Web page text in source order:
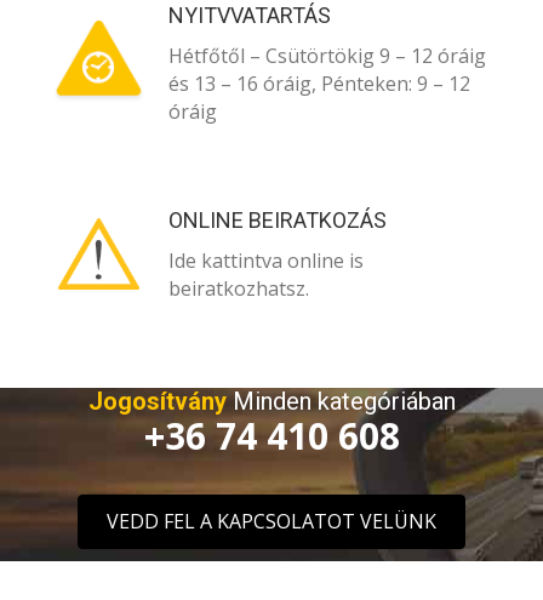
NYITVVATARTÁS
Hétfőtől – Csütörtökig 9 – 12 óráig
és 13 – 16 óráig, Pénteken: 9 – 12
óráig
ONLINE BEIRATKOZÁS
Ide kattintva online is
beiratkozhatsz.
JogosítványMinden kategóriában
+36 74 410 608
VEDD FEL A KAPCSOLATOT VELÜNK